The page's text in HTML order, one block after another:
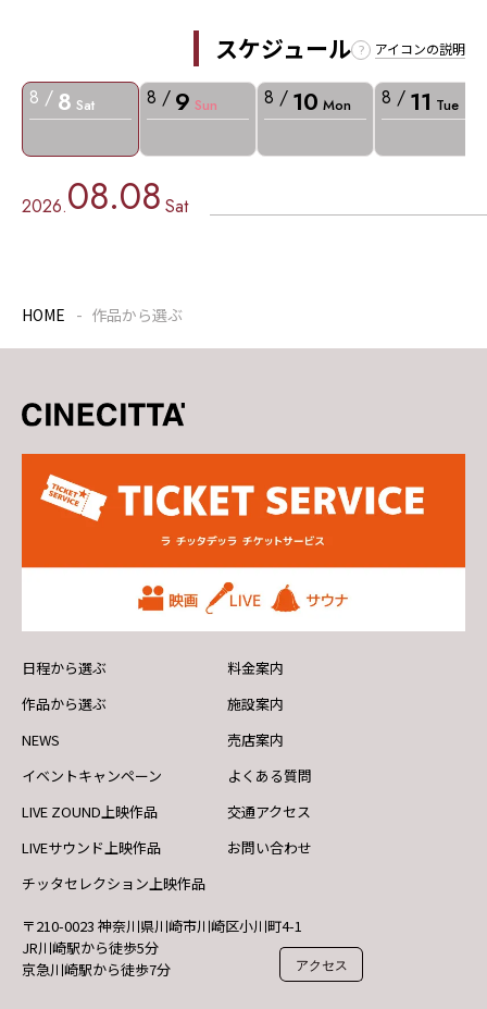
スケジュール アイコンの説明
8 / 8 Sat 8 / 9 Sun 8 / 10 Mon 8 / 11 Tue
2026.08.08 Sat
HOME 作品から選ぶ
〒210-0023 神奈川県川崎市川崎区小川町4-1
JR川崎駅から徒歩5分
京急川崎駅から徒歩7分
アクセス
日程から選ぶ
作品から選ぶ
NEWS
イベントキャンペーン
LIVE ZOUND上映作品
LIVEサウンド上映作品
チッタセレクション上映作品
料金案内
施設案内
売店案内
よくある質問
交通アクセス
お問い合わせ